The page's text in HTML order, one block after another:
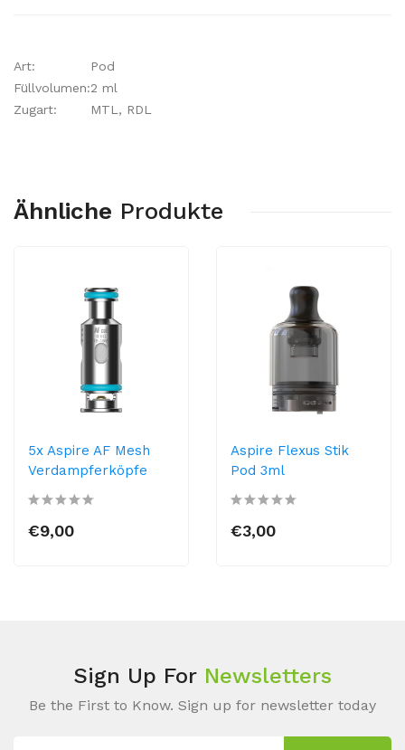
Art:
Pod
Füllvolumen:2 ml
Zugart:
MTL, RDL
Ähnliche Produkte
5x Aspire AF Mesh
Verdampferköpfe
€9,00
Aspire Flexus Stik
Pod 3ml
€3,00
Sign Up For Newsletters
Be the First to Know. Sign up for newsletter today